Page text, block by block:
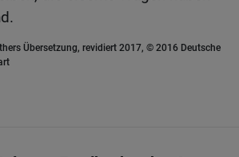
Übersetzung, revidiert 2017, © 2016 Deutsche